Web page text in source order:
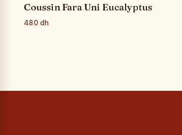
Coussin Fara Uni Eucalyptus
480 dh